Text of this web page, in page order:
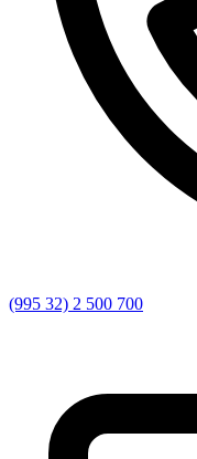
(995 32) 2 500 700